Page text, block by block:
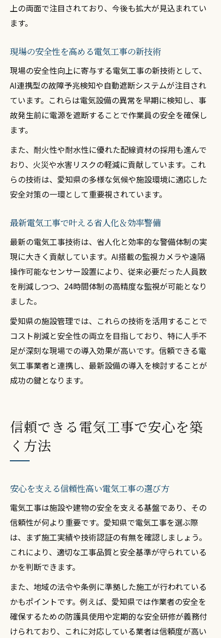
上の両面で注目されており、今後も拡大が見込まれてい
ます。
現場の安全性を高める電気工事の新技術
現場の安全性向上に寄与する電気工事の新技術として、
AI連携型の故障予兆検知や自動遮断システムが注目され
ています。これらは電気設備の異常を早期に検知し、事
故発生前に電源を遮断することで作業員の安全を確保し
ます。
また、耐火性や耐水性に優れた配線資材の採用も進んで
おり、火災や水害リスクの軽減に貢献しています。これ
らの技術は、愛知県の多様な気候や施設環境に適応した
安全対策の一環として重要視されています。
最新電気工事で叶える省人化＆効率警備
最新の電気工事技術は、省人化と効率的な警備体制の実
現に大きく貢献しています。AI搭載の監視カメラや遠隔
操作可能なセンサー設置により、従来必要だった人員数
を削減しつつ、24時間体制の高精度な監視が可能となり
ました。
愛知県の施設管理では、これらの技術を活用することで
コスト削減と安全性の両立を目指しており、特に人手不
足が深刻な現場での導入効果が高いです。信頼できる電
気工事業者と連携し、最新設備の導入を検討することが
成功の鍵となります。
信頼できる電気工事で安心を築
く方法
安心を支える信頼性高い電気工事の選び方
電気工事は施設や建物の安全を支える基盤であり、その
信頼性が何より重要です。愛知県で電気工事を選ぶ際
は、まず施工実績や技術認証の有無を確認しましょう。
これにより、適切な工事品質と安全基準が守られている
かを判断できます。
また、地域の法令や条例に準拠した施工が行われている
かもポイントです。例えば、愛知県では作業者の安全を
確保するための防護具使用や定期的な安全研修が義務付
けられており、これに対応している業者は信頼度が高い